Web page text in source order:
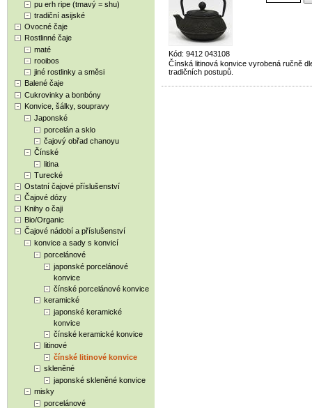
pu erh ripe (tmavý = shu)
tradiční asijské
Ovocné čaje
Rostlinné čaje
maté
rooibos
jiné rostlinky a směsi
Balené čaje
Cukrovinky a bonbóny
Konvice, šálky, soupravy
Japonské
porcelán a sklo
čajový obřad chanoyu
Čínské
litina
Turecké
Ostatní čajové příslušenství
Čajové dózy
Knihy o čaji
Bio/Organic
Čajové nádobí a příslušenství
konvice a sady s konvicí
porcelánové
japonské porcelánové
konvice
čínské porcelánové konvice
keramické
japonské keramické
konvice
čínské keramické konvice
litinové
čínské litinové konvice
skleněné
japonské skleněné konvice
misky
porcelánové
Kód: 9412 043108
Čínská litinová konvice vyrobená ručně
tradičních postupů.